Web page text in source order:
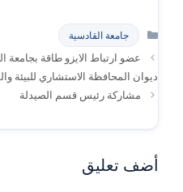
التصنيفات
جامعة القادسية
عضو ارتباط الايزو طاقة
ديوان المحافظة الاستشاري للبيئة
مشاركة رئيس قسم الصيدلة
أضف تعليق